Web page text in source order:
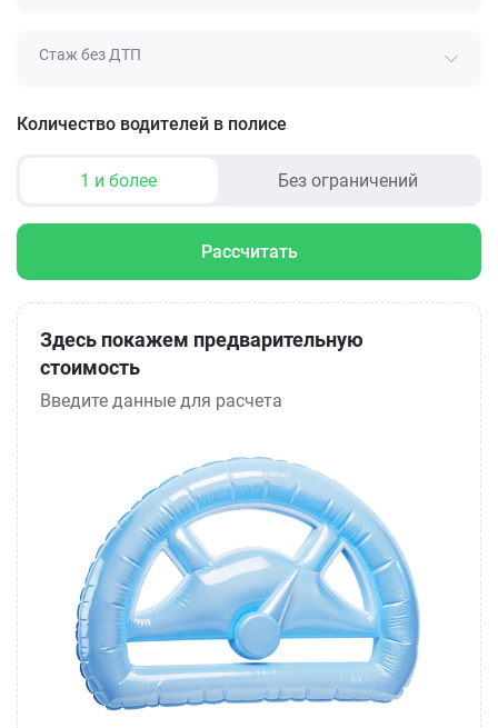
Стаж без ДТП
Количество водителей в полисе
1 и более Без ограничений
Рассчитать
Здесь покажем предварительную
стоимость
Введите данные для расчета